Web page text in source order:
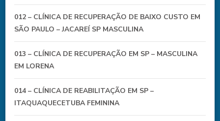
012 – CLÍNICA DE RECUPERAÇÃO DE BAIXO CUSTO EM
SÃO PAULO – JACAREÍ SP MASCULINA
013 – CLÍNICA DE RECUPERAÇÃO EM SP – MASCULINA
EM LORENA
014 – CLÍNICA DE REABILITAÇÃO EM SP –
ITAQUAQUECETUBA FEMININA